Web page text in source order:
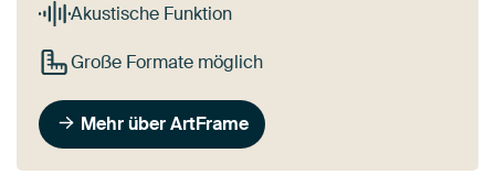
Akustische Funktion
Große Formate möglich
Mehr über ArtFrame